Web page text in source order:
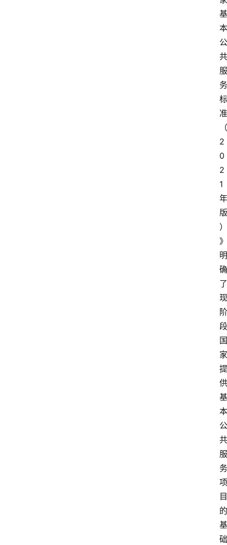
基
本
公
共
服
务
标
准
（
2
0
2
1
年
版
）
》
明
确
了
现
阶
段
国
家
提
供
基
本
公
共
服
务
项
目
的
基
础